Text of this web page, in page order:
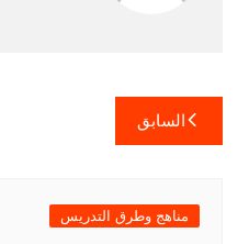
تصفّح
المقالات
السابق
مناهج وطرق التدريس